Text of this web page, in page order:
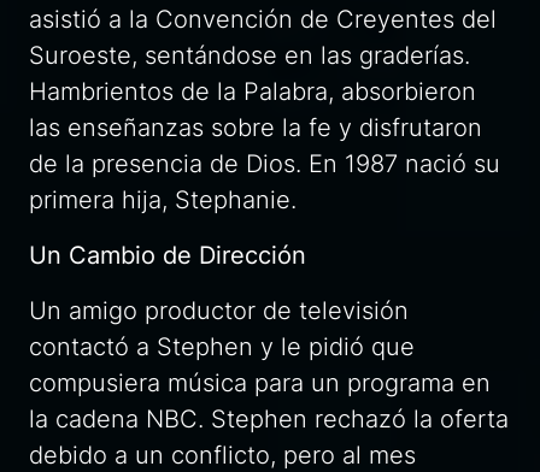
asistió a la Convención de Creyentes del
Suroeste, sentándose en las graderías.
Hambrientos de la Palabra, absorbieron
las enseñanzas sobre la fe y disfrutaron
de la presencia de Dios. En 1987 nació su
primera hija, Stephanie.
Un Cambio de Dirección
Un amigo productor de televisión
contactó a Stephen y le pidió que
compusiera música para un programa en
la cadena NBC. Stephen rechazó la oferta
debido a un conflicto, pero al mes